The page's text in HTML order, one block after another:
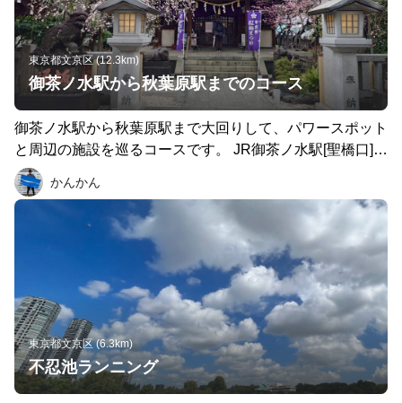
東京都文京区 (12.3km)
御茶ノ水駅から秋葉原駅までのコース
御茶ノ水駅から秋葉原駅まで大回りして、パワースポット
と周辺の施設を巡るコースです。 JR御茶ノ水駅[聖橋口]→
神田明神→東京都水道歴史館→野球殿堂博物館（東京ドー
ム）→小石川後楽園→牛天神北野神社→東京大神宮→日本
橋→分身ロボットカフェ→マーチエキュート神田万世橋→
JR秋葉原駅[電気街口］
かんかん
東京都文京区 (6.3km)
不忍池ランニング